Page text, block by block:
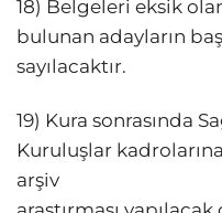
18) Belgeleri eksik
bulunan adayların
sayılacaktır.
19) Kura sonrasında
Kuruluşlar
arşiv